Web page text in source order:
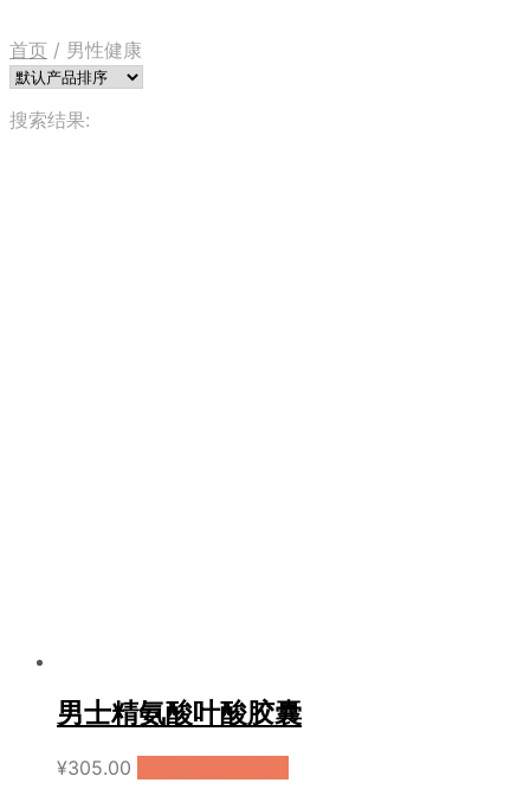
首页 / 男性健康
搜索结果:
男士精氨酸叶酸胶囊
¥305.00